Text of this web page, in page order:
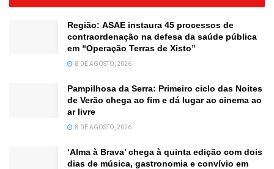
Região: ASAE instaura 45 processos de
contraordenação na defesa da saúde pública
em “Operação Terras de Xisto”
8 DE AGOSTO, 2026
Pampilhosa da Serra: Primeiro ciclo das Noites
de Verão chega ao fim e dá lugar ao cinema ao
ar livre
8 DE AGOSTO, 2026
‘Alma à Brava’ chega à quinta edição com dois
dias de música, gastronomia e convívio em